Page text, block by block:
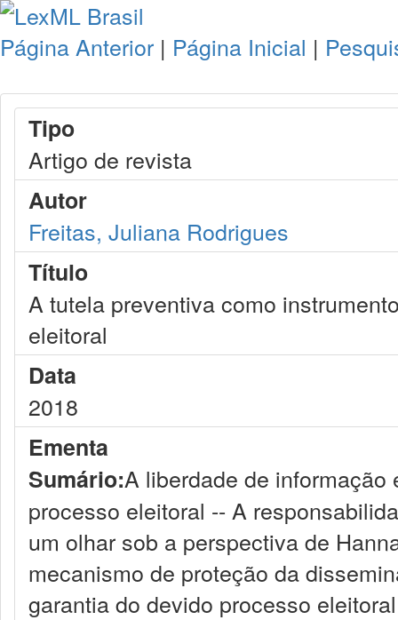
Página Anterior | Página Inicial |
Tipo
Artigo de revista
Autor
Freitas, Juliana Rodrigues
Título
A tutela preventiva como
eleitoral
Data
2018
Ementa
Sumário:A liberdade de
processo eleitoral -- A
um olhar sob a perspectiva de
mecanismo de proteção da
garantia do devido processo